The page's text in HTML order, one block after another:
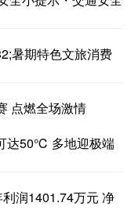
暑期特色文旅消费
点燃全场激情
达50℃ 多地迎极端
润1401.74万元 净